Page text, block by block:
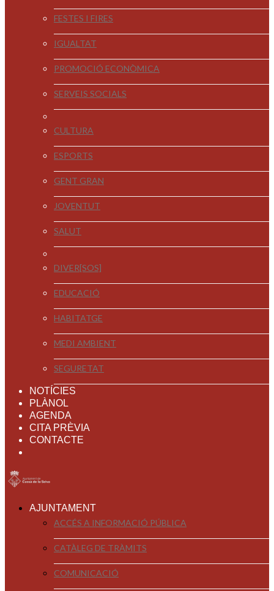
FESTES I FIRES
IGUALTAT
PROMOCIÓ ECONÒMICA
SERVEIS SOCIALS
CULTURA
ESPORTS
GENT GRAN
JOVENTUT
SALUT
DIVER[SOS]
EDUCACIÓ
HABITATGE
MEDI AMBIENT
SEGURETAT
NOTÍCIES
PLÀNOL
AGENDA
CITA PRÈVIA
CONTACTE
AJUNTAMENT
ACCÉS A INFORMACIÓ PÚBLICA
CATÀLEG DE TRÀMITS
COMUNICACIÓ